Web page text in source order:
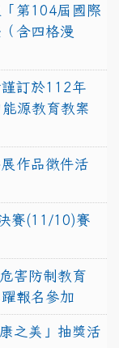
第104屆國際
含四格漫
訂於112年
源教育教案
作品徵件活
賽(11/10)賽
害防制教育
報名參加
之美」抽獎活